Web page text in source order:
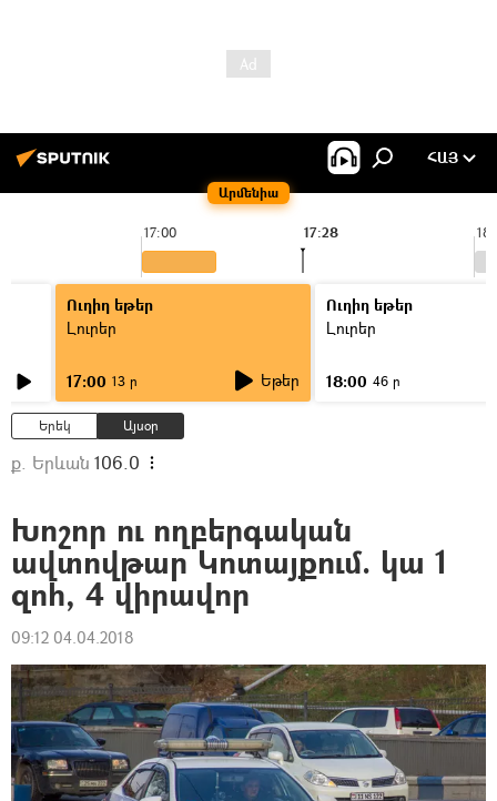
Արմենիա
ՀԱՅ
17:00 17:28
Ուղիղ եթեր
Լուրեր
17:00 13 ր Եթեր
Ուղիղ եթեր
Լուրեր
18:00 46 ր
Երեկ Այսօր
ք. Երևան 106.0
Խոշոր ու ողբերգական
ավտովթար Կոտայքում. կա 1
զոհ, 4 վիրավոր
09:12 04.04.2018